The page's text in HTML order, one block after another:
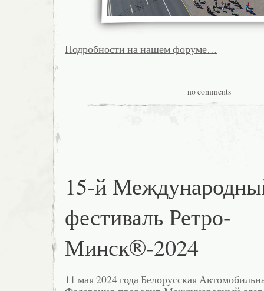
Подробности на нашем форуме…
no comments
15-й
фестиваль Ретро-
Минск®-2024
11 мая 2024 года Белорусская